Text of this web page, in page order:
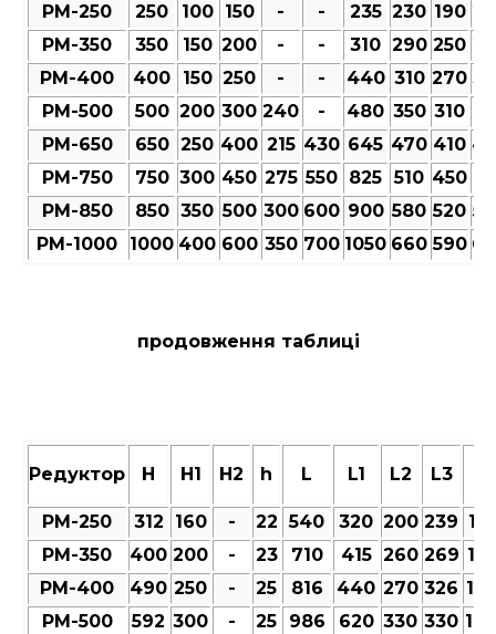
РМ-250 250 100 150 - - 235 230 190
РМ-350
350 150 200 - - 310 290 250
РМ-400
400 150 250 - - 440 310 270
РМ-500
500 200 300 240 - 480 350 310
РМ-650
650 250 400 215 430 645 470 410
РМ-750
750 300 450 275 550 825 510 450
РМ-850
850 350 500 300 600 900 580 520
РМ-1000
1000 400 600 350 700 1050 660 590
продовження таблиці
Редуктор Н Н1 Н2 h L L1 L2 L3
РМ-250 312 160 - 22 540 320 200 239 101
РМ-350
400 200 - 23 710 415 260 269 122
РМ-400
490 250 - 25 816 440 270 326 128
РМ-500
592 300 - 25 986 620 330 330